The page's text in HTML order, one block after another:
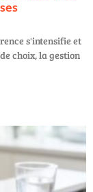
s'intensifie et
choix, la gestion